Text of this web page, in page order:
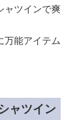
ャツインで爽
万能アイテム
ャツイン